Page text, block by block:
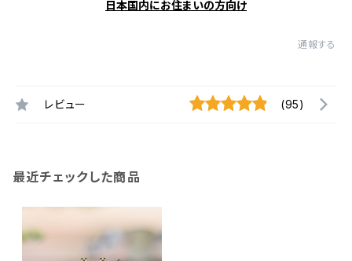
日本国内にお住まいの方向け
通報する
レビュー (95)
最近チェックした商品